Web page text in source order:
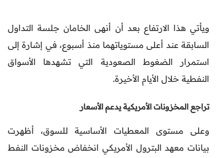
ويأتي هذا الارتفاع بعد أن أنهى الخامان جلسة التداول
السابقة عند أعلى مستوياتهما منذ أسبوع، في إشارة إلى
استمرار الضغوط الصعودية التي تشهدها الأسواق
النفطية خلال الأيام الأخيرة.
تراجع المخزونات الأمريكية يدعم الأسعار
وعلى مستوى المعطيات الأساسية للسوق، أظهرت
بيانات معهد البترول الأمريكي انخفاض مخزونات النفط